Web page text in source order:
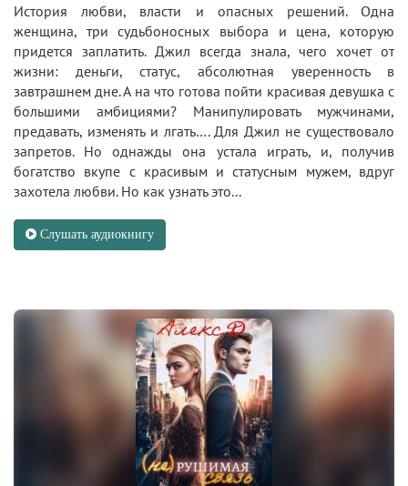
История любви, власти и опасных решений. Одна
женщина, три судьбоносных выбора и цена, которую
придется заплатить. Джил всегда знала, чего хочет от
жизни: деньги, статус, абсолютная уверенность в
завтрашнем дне. А на что готова пойти красивая девушка с
большими амбициями? Манипулировать мужчинами,
предавать, изменять и лгать…. Для Джил не существовало
запретов. Но однажды она устала играть, и, получив
богатство вкупе с красивым и статусным мужем, вдруг
захотела любви. Но как узнать это...
Слушать аудиокнигу